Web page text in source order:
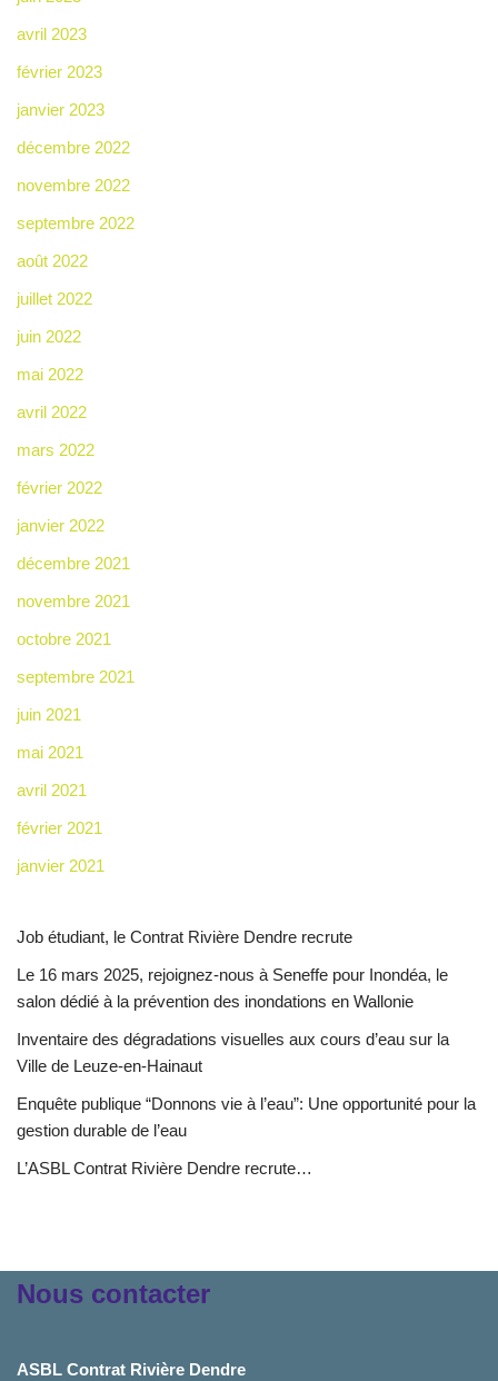
avril 2023
février 2023
janvier 2023
décembre 2022
novembre 2022
septembre 2022
août 2022
juillet 2022
juin 2022
mai 2022
avril 2022
mars 2022
février 2022
janvier 2022
décembre 2021
novembre 2021
octobre 2021
septembre 2021
juin 2021
mai 2021
avril 2021
février 2021
janvier 2021
Job étudiant, le Contrat Rivière Dendre recrute
Le 16 mars 2025, rejoignez-nous à Seneffe pour Inondéa, le
salon dédié à la prévention des inondations en Wallonie
Inventaire des dégradations visuelles aux cours d’eau sur la
Ville de Leuze-en-Hainaut
Enquête publique “Donnons vie à l’eau”: Une opportunité pour la
gestion durable de l’eau
L’ASBL Contrat Rivière Dendre recrute…
Nous contacter
ASBL Contrat Rivière Dendre